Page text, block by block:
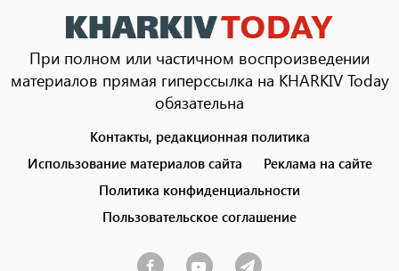
При полном или частичном воспроизведении
материалов прямая гиперссылка на KHARKIV Today
обязательна
menu
Контакты, редакционная политика
Использование материалов сайта
Реклама на сайте
Политика конфиденциальности
Пользовательское соглашение